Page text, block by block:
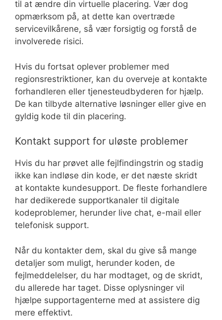
til at ændre din virtuelle placering. Vær dog
opmærksom på, at dette kan overtræde
servicevilkårene, så vær forsigtig og forstå de
involverede risici.
Hvis du fortsat oplever problemer med
regionsrestriktioner, kan du overveje at kontakte
forhandleren eller tjenesteudbyderen for hjælp.
De kan tilbyde alternative løsninger eller give en
gyldig kode til din placering.
Kontakt support for uløste problemer
Hvis du har prøvet alle fejlfindingstrin og stadig
ikke kan indløse din kode, er det næste skridt
at kontakte kundesupport. De fleste forhandlere
har dedikerede supportkanaler til digitale
kodeproblemer, herunder live chat, e-mail eller
telefonisk support.
Når du kontakter dem, skal du give så mange
detaljer som muligt, herunder koden, de
fejlmeddelelser, du har modtaget, og de skridt,
du allerede har taget. Disse oplysninger vil
hjælpe supportagenterne med at assistere dig
mere effektivt.